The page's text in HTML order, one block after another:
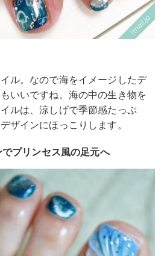
ル。なので海をイメージしたデ
いいですね。海の中の生き物を
ルは、涼しげで季節感たっぷ
ザインにほっこりします。
プリンセス風の足元へ